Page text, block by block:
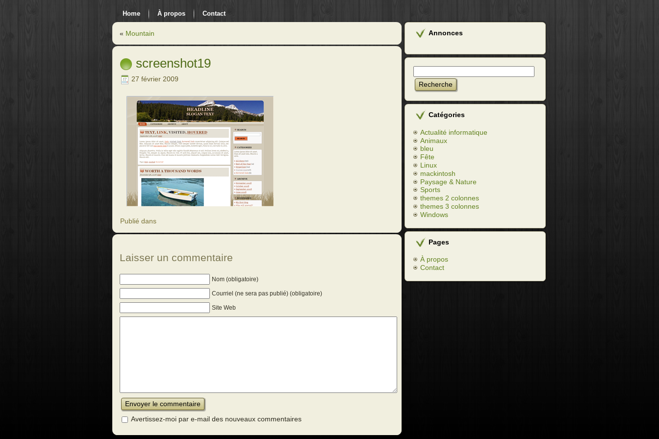
Home À propos Contact
« Mountain
screenshot19
27 février 2009
Publié dans
Laisser un commentaire
Nom (obligatoire)
Courriel (ne sera pas publié) (obligatoire)
Site Web
Avertissez-moi par e-mail des nouveaux commentaires
Annonces
Catégories
Actualité informatique
Animaux
bleu
Fête
Linux
mackintosh
Paysage & Nature
Sports
themes 2 colonnes
themes 3 colonnes
Windows
Pages
À propos
Contact